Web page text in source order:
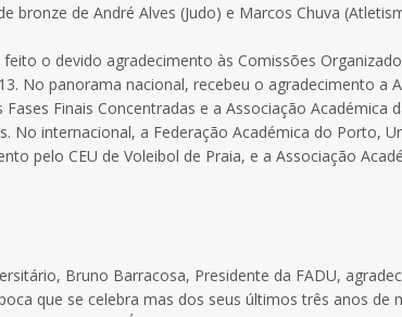
bronze de André Alves (Judo) e Marcos Chuva
o devido agradecimento às Comissões
No panorama nacional, recebeu o agradecimento a
Finais Concentradas e a Associação Académica
No internacional, a Federação Académica do Porto,
pelo CEU de Voleibol de Praia, e a Associação
Bruno Barracosa, Presidente da FADU,
que se celebra mas dos seus últimos três anos de